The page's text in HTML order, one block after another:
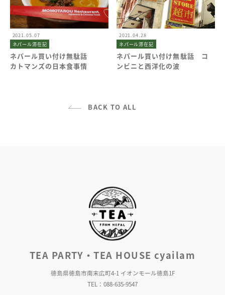
ネパール滞在記
2021.05.07
ネパール買い付け無駄話
カトマンズの日本食事情
ネパール滞在記
2021.04.28
ネパール買い付け無駄話 コ
ンビニと西洋化の波
BACK TO ALL
TEA PARTY・TEA HOUSE cyailam
徳島県徳島市南末広町4-1 イオンモール徳島1F
TEL：088-635-9547